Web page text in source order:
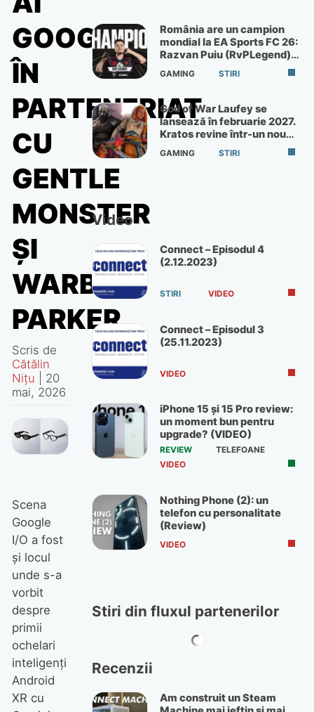
GOOGLE”,
ÎN
PARTENERIAT
CU
GENTLE
MONSTER
ȘI
WARBY
PARKER
Scris de
Cătălin
Nițu
20
mai, 2026
Scena
Google
I/O a fost
și locul
unde s-a
vorbit
despre
primii
ochelari
inteligenți
Android
XR cu
România are un campion
mondial la EA Sports FC 26:
Razvan Puiu (RvPLegend)
câștigă turneul de la Paris
GAMING STIRI
God of War Laufey se
lansează în februarie 2027.
Kratos revine într-un nou
God of War
GAMING STIRI
Video
Connect – Episodul 4
(2.12.2023)
STIRI VIDEO
Connect – Episodul 3
(25.11.2023)
VIDEO
iPhone 15 și 15 Pro review:
un moment bun pentru
upgrade? (VIDEO)
REVIEW
TELEFOANE
VIDEO
Nothing Phone (2): un
telefon cu personalitate
(Review)
VIDEO
Stiri din fluxul partenerilor
Recenzii
Am construit un Steam